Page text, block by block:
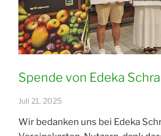
Spende von Edeka
Juli 21, 2025
Wir bedanken uns bei Edeka